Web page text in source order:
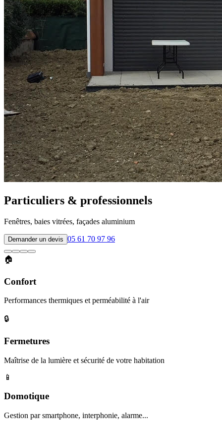
Particuliers & professionnels
Fenêtres, baies vitrées, façades aluminium
Demander un devis 05 61 70 97 96
🏠
Confort
Performances thermiques et perméabilité à l'air
🔒
Fermetures
Maîtrise de la lumière et sécurité de votre habitation
📱
Domotique
Gestion par smartphone, interphonie, alarme...